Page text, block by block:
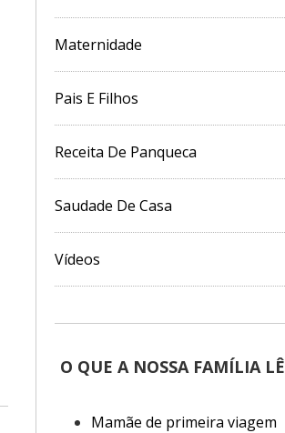
Maternidade
Pais E Filhos
Receita De Panqueca
Saudade De Casa
Vídeos
O QUE A NOSSA FAMÍLIA LÊ
Mamãe de primeira viagem